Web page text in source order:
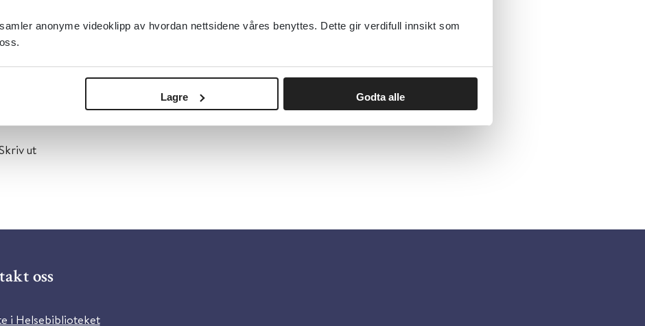
anonyme videoklipp av hvordan nettsidene våres benyttes. Dette gir verdifull innsikt som
Lagre Godta alle
16. januar 2026
ut
oss
i Helsebiblioteket